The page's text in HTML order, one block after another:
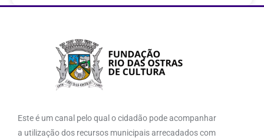
Este é um canal pelo qual o cidadão pode acompanhar
a utilização dos recursos municipais arrecadados com